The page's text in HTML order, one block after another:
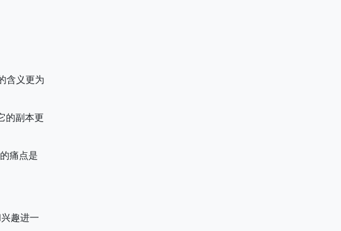
含义更为
的副本更
痛点是
趣进一